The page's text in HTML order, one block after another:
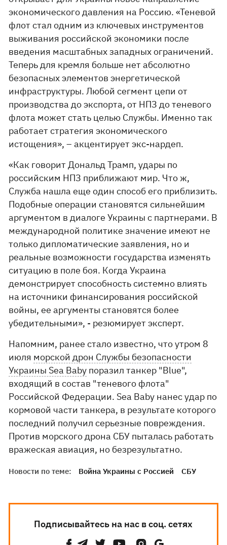
экономического давления на Россию. «Теневой
флот стал одним из ключевых инструментов
выживания российской экономики после
введения масштабных западных ограничений.
Теперь для кремля больше нет абсолютно
безопасных элементов энергетической
инфраструктуры. Любой сегмент цепи от
производства до экспорта, от НПЗ до теневого
флота может стать целью Службы. Именно так
работает стратегия экономического
истощения», – акцентирует экс-нардеп.
«Как говорит Дональд Трамп, удары по
российским НПЗ приближают мир. Что ж,
Служба нашла еще один способ его приблизить.
Подобные операции становятся сильнейшим
аргументом в диалоге Украины с партнерами. В
международной политике значение имеют не
только дипломатические заявления, но и
реальные возможности государства изменять
ситуацию в поле боя. Когда Украина
демонстрирует способность системно влиять
на источники финансирования российской
войны, ее аргументы становятся более
убедительными», - резюмирует эксперт.
Напомним, ранее стало известно, что утром 8
июля морской дрон Службы безопасности
Украины Sea Baby поразил танкер "Blue",
входящий в состав "теневого флота"
Российской Федерации. Sea Baby нанес удар по
кормовой части танкера, в результате которого
последний получил серьезные повреждения.
Против морского дрона СБУ пыталась работать
вражеская авиация, но безрезультатно.
Новости по теме: Война Украины с Россией СБУ
Подписывайтесь на нас в соц. сетях